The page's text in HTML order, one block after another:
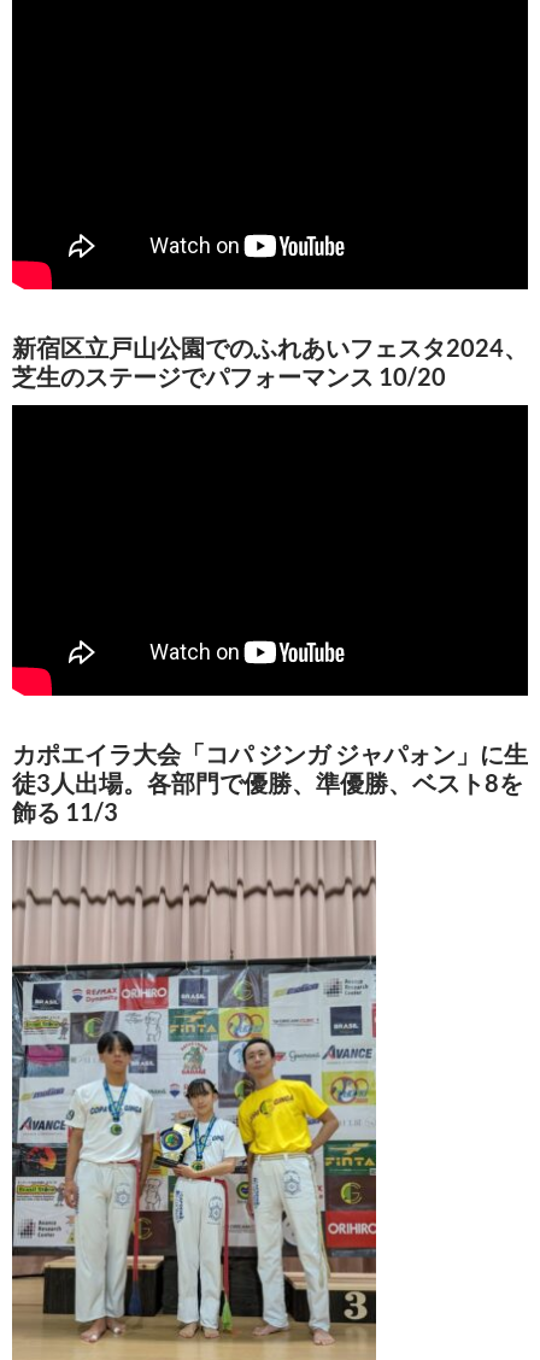
新宿区立戸山公園でのふれあいフェスタ2024、
芝生のステージでパフォーマンス 10/20
カポエイラ大会「コパ ジンガ ジャパォン」に生
徒3人出場。各部門で優勝、準優勝、ベスト8を
飾る 11/3